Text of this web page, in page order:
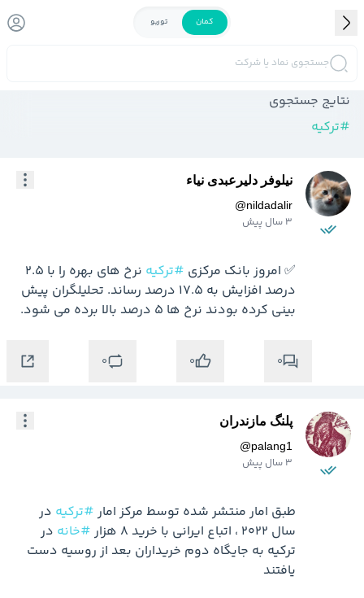
کمان توربو
جستجوی نماد یا شرکت
نتایج جستجوی
#ترکیه
نیلوفر دلیرعبدی نیاء
@nildadalir
3 سال پیش
✅ امروز بانک مرکزی #ترکیه
بینی کرده بودند نرخ ها 5 درصد بالا برده می شود.
0
0
0
پلنگ مازندران
@palang1
3 سال پیش
طبق امار منتشر شده توسط مرکز امار #ترکیه
سال 2022 ، اتباع ایرانی با خرید 8 هزار
#خانه
یافتند